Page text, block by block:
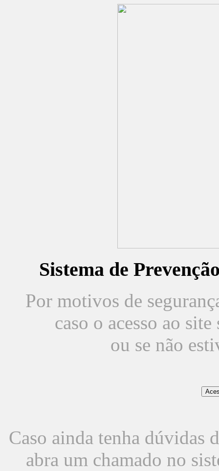
Sistema de
Por motivos de
caso o acesso ao
ou se não
Caso ainda tenha dúvidas
abra um chamado no